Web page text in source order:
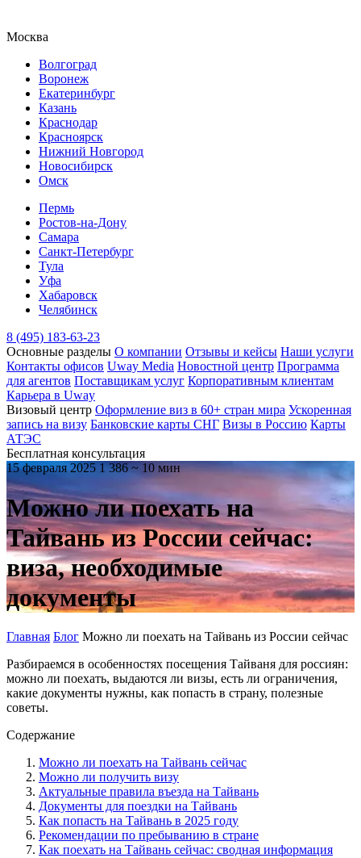
Москва
Волгоград
Воронеж
Екатеринбург
Казань
Краснодар
Красноярск
Нижний Новгород
Новосибирск
Омск
Пермь
Ростов-на-Дону
Самара
Санкт-Петербург
Тула
Уфа
Хабаровск
Челябинск
8 (495) 183-63-23
Основные разделы О компании Отзывы и кейсы Наши услуги
Контакты офисов Uway Media Новостной центр Программа
для агентов Поставщикам услуг Корпоративным клиентам
Карьера в Uway
Визовый центр Оформление виз в 60+ стран мира Ускоренная
запись на визу Банковские карты СНГ Визы в Россию Карты
АТЭС
Бесплатная консультация
15 февраля 2025 1 386 ~ 10 мин
Можно ли поехать на
Тайвань из России сейчас:
виза, необходимые
документы
Главная Блог Можно ли поехать на Тайвань из России сейчас
Разбираемся в особенностях посещения Тайваня для россиян:
можно ли поехать, выдаются ли визы, есть ли ограничения,
какие документы нужны, как попасть в страну, полезные
советы.
Содержание
Можно ли поехать на Тайвань сейчас
Можно ли получить визу
Актуальные правила въезда на Тайвань
Документы для поездки на Тайвань
Как попасть на Тайвань в 2025 году
Рекомендации по пребыванию в стране
Как поехать на Тайвань сейчас: сводная информация